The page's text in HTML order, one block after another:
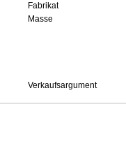
Fabrikat
Masse
Verkaufsargument